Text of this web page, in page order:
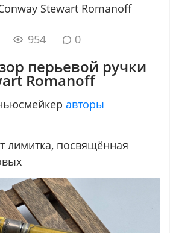
Stewart Romanoff
954 0
перьевой ручки
Romanoff
авторы
лимитка, посвящённая